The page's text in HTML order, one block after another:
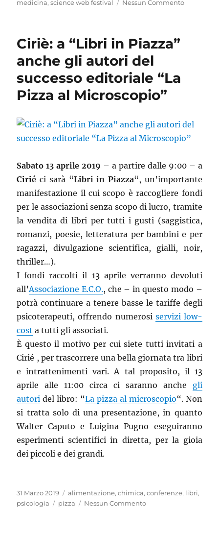
medicina,science web festival Nessun Commento
Ciriè: a “Libri in Piazza”
anche gli autori del
successo editoriale “La
Pizza al Microscopio”
Sabato 13 aprile 2019 – a partire dalle 9:00 – a
Cirié ci sarà “Libri in Piazza“, un’importante
manifestazione il cui scopo è raccogliere fondi
per le associazioni senza scopo di lucro, tramite
la vendita di libri per tutti i gusti (saggistica,
romanzi, poesie, letteratura per bambini e per
ragazzi, divulgazione scientifica, gialli, noir,
thriller…).
I fondi raccolti il 13 aprile verranno devoluti
all’Associazione E.C.O., che – in questo modo –
potrà continuare a tenere basse le tariffe degli
psicoterapeuti, offrendo numerosi servizi low-
cost a tutti gli associati.
È questo il motivo per cui siete tutti invitati a
Cirié , per trascorrere una bella giornata tra libri
e intrattenimenti vari. A tal proposito, il 13
aprile alle 11:00 circa ci saranno anche gli
autori del libro: “La pizza al microscopio“. Non
si tratta solo di una presentazione, in quanto
Walter Caputo e Luigina Pugno eseguiranno
esperimenti scientifici in diretta, per la gioia
dei piccoli e dei grandi.
Pubblicato
il
31 Marzo 2019 Categorie
alimentazione,chimica,conferenze, libri,
psicologia
Tag
pizza Nessun Commento